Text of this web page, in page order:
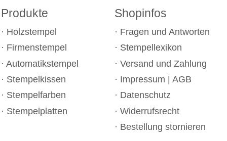
Produkte
Holzstempel
Firmenstempel
Automatikstempel
Stempelkissen
Stempelfarben
Stempelplatten
Shopinfos
Fragen und Antworten
Stempellexikon
Versand und Zahlung
Impressum
AGB
Datenschutz
Widerrufsrecht
Bestellung stornieren